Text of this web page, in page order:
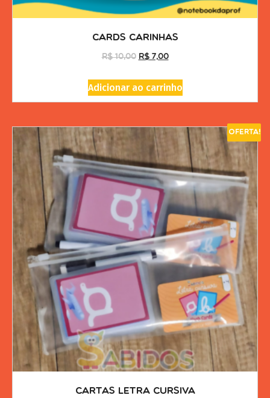
Cards Carinhas
R$10,00 R$7,00
Adicionar ao carrinho
Oferta!
Cartas Letra Cursiva